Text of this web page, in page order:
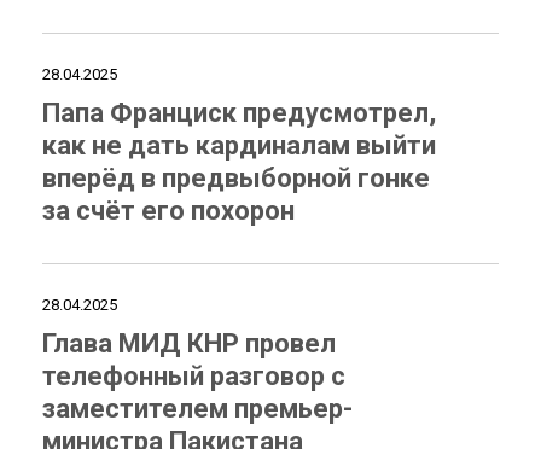
28.04.2025
Папа Франциск предусмотрел,
как не дать кардиналам выйти
вперёд в предвыборной гонке
за счёт его похорон
28.04.2025
Глава МИД КНР провел
телефонный разговор с
заместителем премьер-
министра Пакистана